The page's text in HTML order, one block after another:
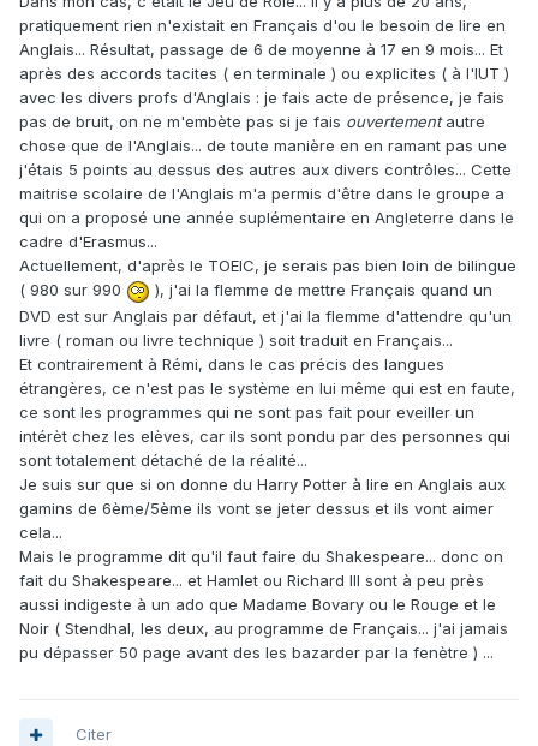
pratiquement rien n'existait en Français d'ou le besoin de lire en
Anglais... Résultat, passage de 6 de moyenne à 17 en 9 mois... Et
après des accords tacites ( en terminale ) ou explicites ( à l'IUT )
avec les divers profs d'Anglais : je fais acte de présence, je fais
pas de bruit, on ne m'embète pas si je fais ouvertementautre
chose que de l'Anglais... de toute manière en en ramant pas une
j'étais 5 points au dessus des autres aux divers contrôles... Cette
maitrise scolaire de l'Anglais m'a permis d'être dans le groupe a
qui on a proposé une année suplémentaire en Angleterre dans le
cadre d'Erasmus...
Actuellement, d'après le TOEIC, je serais pas bien loin de bilingue
( 980 sur 990
), j'ai la flemme de mettre Français quand un
DVD est sur Anglais par défaut, et j'ai la flemme d'attendre qu'un
livre ( roman ou livre technique ) soit traduit en Français...
Et contrairement à Rémi, dans le cas précis des langues
étrangères, ce n'est pas le système en lui même qui est en faute,
ce sont les programmes qui ne sont pas fait pour eveiller un
intérèt chez les elèves, car ils sont pondu par des personnes qui
sont totalement détaché de la réalité...
Je suis sur que si on donne du Harry Potter à lire en Anglais aux
gamins de 6ème/5ème ils vont se jeter dessus et ils vont aimer
cela...
Mais le programme dit qu'il faut faire du Shakespeare... donc on
fait du Shakespeare... et Hamlet ou Richard III sont à peu près
aussi indigeste à un ado que Madame Bovary ou le Rouge et le
Noir ( Stendhal, les deux, au programme de Français... j'ai jamais
pu dépasser 50 page avant des les bazarder par la fenètre ) ...
Citer